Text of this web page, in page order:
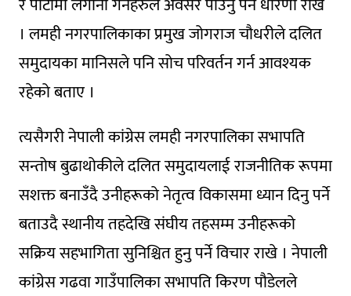
। लमही नगरपालिकाका प्रमुख जोगराज चौधरीले दलित
समुदायका मानिसले पनि सोच परिवर्तन गर्न आवश्यक
रहेको बताए ।
त्यसैगरी नेपाली कांग्रेस लमही नगरपालिका सभापति
सन्तोष बुढाथोकीले दलित समुदायलाई राजनीतिक रूपमा
सशक्त बनाउँदै उनीहरूको नेतृत्व विकासमा ध्यान दिनु पर्ने
बताउदै स्थानीय तहदेखि संघीय तहसम्म उनीहरूको
सक्रिय सहभागिता सुनिश्चित हुनु पर्ने विचार राखे । नेपाली
कांग्रेस गढवा गाउँपालिका सभापति किरण पौडेलले